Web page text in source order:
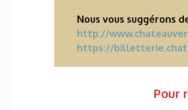
Nous vous suggérons
http://
https://
Pour